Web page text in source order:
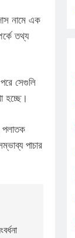
নামে এক
তথ্য
সেগুলি
হচ্ছে।
পলাতক
পাচার